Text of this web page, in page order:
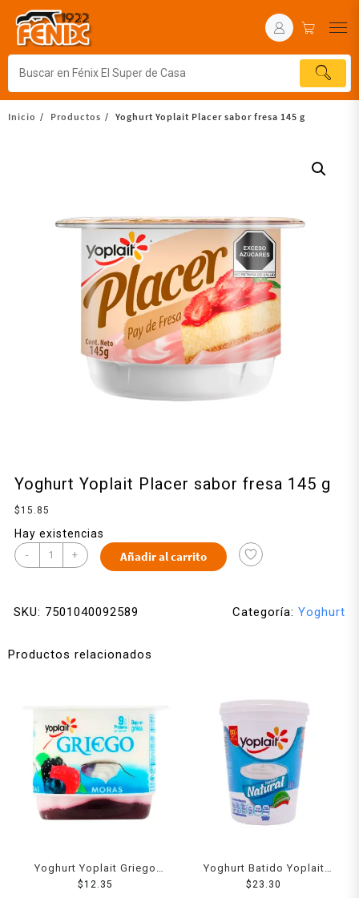
Inicio Productos Yoghurt Yoplait Placer sabor fresa 145 g
Yoghurt Yoplait Placer sabor fresa 145 g
$ 15.85
Hay existencias
- + Añadir al carrito
SKU: 7501040092589 Categoría: Yoghurt
Productos relacionados
Yoghurt Yoplait Griego
moras bajo en grasa 145 g
$12.35
Yoghurt Batido Yoplait
Natural 442 Grs
$ 23.30